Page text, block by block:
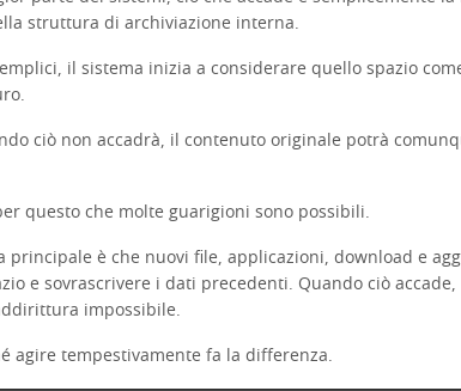
struttura di archiviazione interna.
il sistema inizia a considerare quello spazio
ciò non accadrà, il contenuto originale potrà
questo che molte guarigioni sono possibili.
principale è che nuovi file, applicazioni, download e
e sovrascrivere i dati precedenti. Quando ciò
impossibile.
agire tempestivamente fa la differenza.